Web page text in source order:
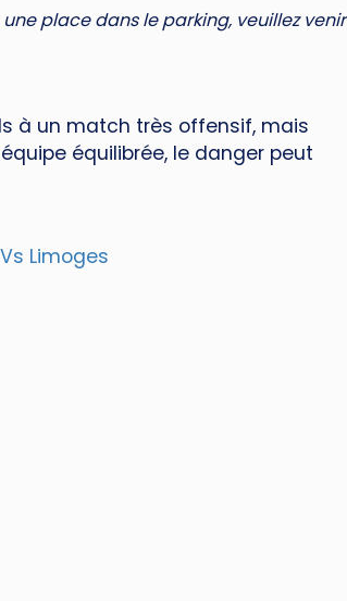
place dans le parking, veuillez venir
à un match très offensif, mais
équilibrée, le danger peut
Limoges